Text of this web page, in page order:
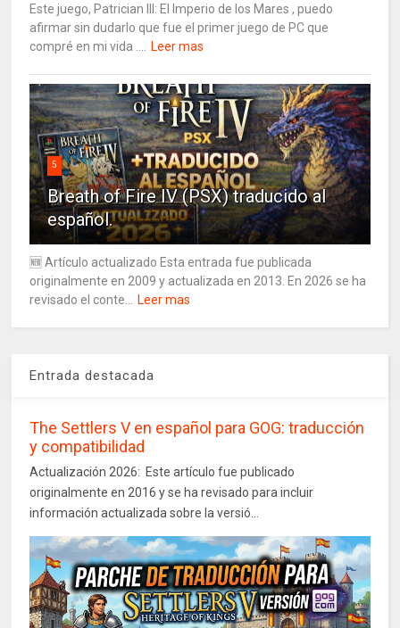
Este juego, Patrician III: El Imperio de los Mares , puedo
afirmar sin dudarlo que fue el primer juego de PC que
compré en mi vida ....
Leer mas
5
Breath of Fire IV (PSX) traducido al
español.
🆕 Artículo actualizado Esta entrada fue publicada
originalmente en 2009 y actualizada en 2013. En 2026 se ha
revisado el conte...
Leer mas
Entrada destacada
The Settlers V en español para GOG: traducción
y compatibilidad
Actualización 2026: Este artículo fue publicado
originalmente en 2016 y se ha revisado para incluir
información actualizada sobre la versió...